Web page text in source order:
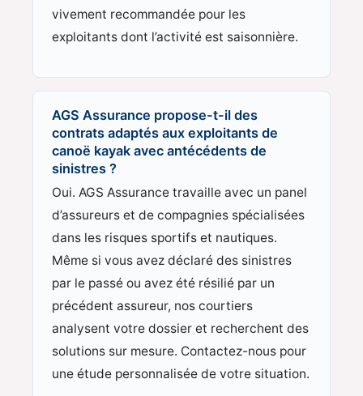
vivement recommandée pour les
exploitants dont l’activité est saisonnière.
AGS Assurance propose-t-il des
contrats adaptés aux exploitants de
canoë kayak avec antécédents de
sinistres ?
Oui. AGS Assurance travaille avec un panel
d’assureurs et de compagnies spécialisées
dans les risques sportifs et nautiques.
Même si vous avez déclaré des sinistres
par le passé ou avez été résilié par un
précédent assureur, nos courtiers
analysent votre dossier et recherchent des
solutions sur mesure. Contactez-nous pour
une étude personnalisée de votre situation.